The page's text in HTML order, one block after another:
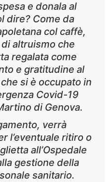
e donala al
dire? Come da
col caffè,
altruismo che
regalata come
e gratitudine al
si è occupato in
Covid-19
di Genova.
verrà
l’eventuale ritiro o
all’Ospedale
gestione della
sanitario.